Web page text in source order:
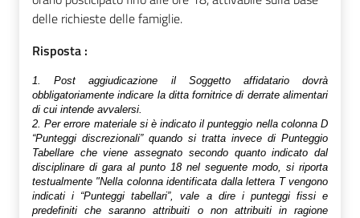
delle richieste delle famiglie.
Risposta :
1.Post aggiudicazione il Soggetto affidatario dovrà
obbligatoriamente indicare la ditta fornitrice di derrate alimentari
di cui intende avvalersi.
2. Per errore materiale si è indicato il punteggio nella colonna D
“Punteggi discrezionali” quando si tratta invece di Punteggio
Tabellare che viene assegnato secondo quanto indicato dal
disciplinare di gara al punto 18 nel seguente modo, si riporta
testualmente "Nella colonna identificata dalla lettera T vengono
indicati i “Punteggi tabellari”, vale a dire i punteggi fissi e
predefiniti che saranno attribuiti o non attribuiti in ragione